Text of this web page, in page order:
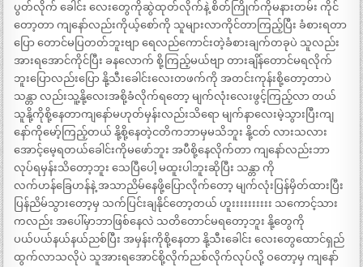
ပွတ်လိုက် ခေါင်း လေးတွေကိုဆွဲထုတ်လိုက်နဲ့ စိတ်ကြိုက်ကိုမနားတမ်း ကိုင်
တော့တာ ကျနော်လည်းကိုယ့်စော်ကို သူများလာကိုင်တာကြည့်ပြီး ခံစားရတာ
ပြော တောင်မပြတတ်ဘူးဗျာ ရေလည်ကောင်းတဲ့ခံစားချက်တခုပဲ သူလည်း
အားရအောင်ကိုင်ပြီး ခနလောက် စို့ကြည့်မယ်ဗျာ တားချိန်တောင်မရလိုက်
ဘူးပြောလည်းပြော နို့သီးခေါင်းလေးတဖက်ကို အတင်းကုန်းစို့တော့တာပဲ
သန္တာ လည်းသူ့နို့လေးအစို့ခံလိုက်ရတော့ မျက်လုံးလေးဖွင့်ကြည့်လာ တယ်
သူနို့ကိုစို့နေတာကျနော်မဟုတ်မှန်းလည်းသိရော မျက်နာလေးမဲ့သွားပြီးကျ
နော်ကိုမော့်ကြည့်တယ် နို့စို့နေတဲ့ငတိကဘာမှမသိဘူး နို့ငတ် လားသလား
အောင့်မေ့ရတယ်ခေါင်းကိုမဖော်ဘူး အပီစို့နေလိုက်တာ ကျနော်လည်းဘာ
လုပ်ရမှန်းသိတော့ဘူး သေပြီပေါ့ မထူးပါဘူးဆိုပြီး သန္တာ ကို
လက်ဟန်ခြေဟန်နဲ့ အသာညိမ်နေဖို့ပြောလိုက်တော့ မျက်လုံးပြန်မှိတ်ထားပြီး
ပြန်ညိမ်သွားတော့မှ သက်ပြင်းချနိုင်တော့တယ် ဟူးးးးးးးးးး သကောင့်သား
ကလည်း အပေါ်မှာဘာဖြစ်နေလဲ သတိတောင်မရတော့ဘူး နို့တွေကို
ပယ်ပယ်နယ်နယ်ညစ်ပြီး အမှန်းကိုစို့နေတာ နို့သီးခေါင်း လေးတွေထောင်ရှည်
ထွက်လာသလိုပဲ သူအားရအောင်စို့လိုက်ညစ်လိုက်လုပ်လို့ ဝတော့မှ ကျနော်